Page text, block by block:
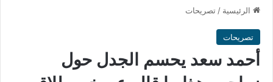
الرئيسية / تصريحات
تصريحات
أحمد سعد يحسم الجدل حول